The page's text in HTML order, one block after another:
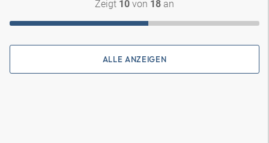
Zeigt 10 von 18 an
ALLE ANZEIGEN